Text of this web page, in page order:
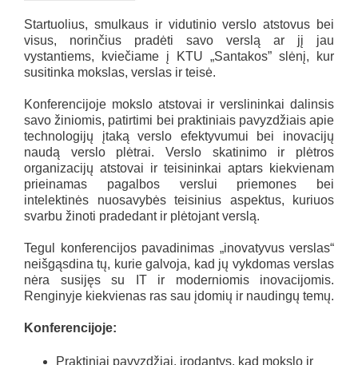
Startuolius, smulkaus ir vidutinio verslo atstovus bei
visus, norinčius pradėti savo verslą ar jį jau
vystantiems, kviečiame į KTU „Santakos” slėnį, kur
susitinka mokslas, verslas ir teisė.
Konferencijoje mokslo atstovai ir verslininkai dalinsis
savo žiniomis, patirtimi bei praktiniais pavyzdžiais apie
technologijų įtaką verslo efektyvumui bei inovacijų
naudą verslo plėtrai. Verslo skatinimo ir plėtros
organizacijų atstovai ir teisininkai aptars kiekvienam
prieinamas pagalbos verslui priemones bei
intelektinės nuosavybės teisinius aspektus, kuriuos
svarbu žinoti pradedant ir plėtojant verslą.
Tegul konferencijos pavadinimas „inovatyvus verslas“
neišgąsdina tų, kurie galvoja, kad jų vykdomas verslas
nėra susijęs su IT ir moderniomis inovacijomis.
Renginyje kiekvienas ras sau įdomių ir naudingų temų.
Konferencijoje:
Praktiniai pavyzdžiai, įrodantys, kad mokslo ir